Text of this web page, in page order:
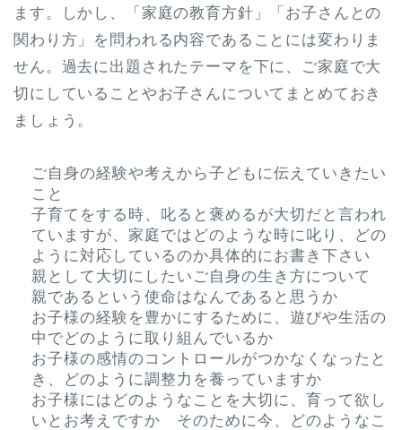
ます。しかし、「家庭の教育方針」「お子さんとの
関わり方」を問われる内容であることには変わりま
せん。過去に出題されたテーマを下に、ご家庭で大
切にしていることやお子さんについてまとめておき
ましょう。
ご自身の経験や考えから子どもに伝えていきたい
こと
子育てをする時、叱ると褒めるが大切だと言われ
ていますが、家庭ではどのような時に叱り、どの
ように対応しているのか具体的にお書き下さい
親として大切にしたいご自身の生き方について
親であるという使命はなんであると思うか
お子様の経験を豊かにするために、遊びや生活の
中でどのように取り組んでいるか
お子様の感情のコントロールがつかなくなったと
き、どのように調整力を養っていますか
お子様にはどのようなことを大切に、育って欲し
いとお考えですか そのために今、どのようなこ